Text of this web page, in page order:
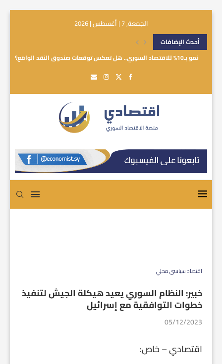
الجمعة, 7 | أغسطس | 2026
أحدث الإضافات
نمو بـ10% للاقتصاد السوري.. هل تعكس توقعات صندوق النقد الواقع؟
اقتصاد سياسي محلي
خبير: النظام السوري يعيد هيكلة الجيش لتنفيذ
خطوات التوافقية مع إسرائيل
05/12/2023
اقتصادي – خاص: